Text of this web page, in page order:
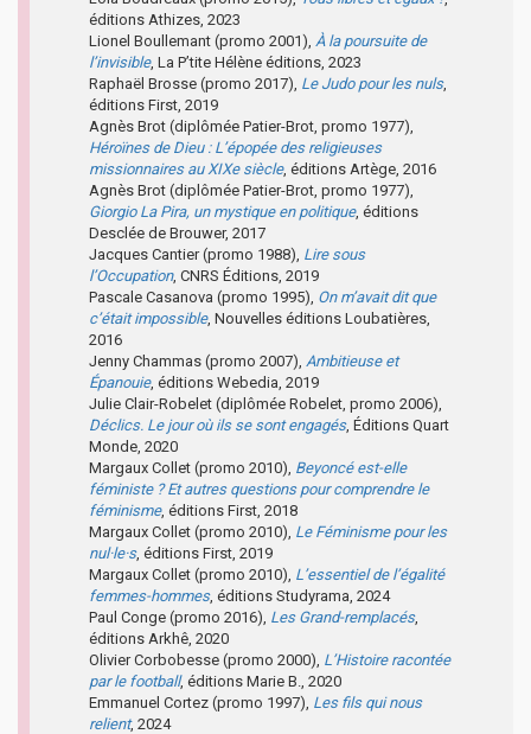
éditions Athizes, 2023
Lionel Boullemant (promo 2001), À la poursuite de
l’invisible, La P’tite Hélène éditions, 2023
Raphaël Brosse (promo 2017), Le Judo pour les nuls,
éditions First, 2019
Agnès Brot (diplômée Patier-Brot, promo 1977),
Héroïnes de Dieu : L’épopée des religieuses
missionnaires au XIXe siècle, éditions Artège, 2016
Agnès Brot (diplômée Patier-Brot, promo 1977),
Giorgio La Pira, un mystique en politique, éditions
Desclée de Brouwer, 2017
Jacques Cantier (promo 1988), Lire sous
l’Occupation, CNRS Éditions, 2019
Pascale Casanova (promo 1995), On m’avait dit que
c’était impossible, Nouvelles éditions Loubatières,
2016
Jenny Chammas (promo 2007), Ambitieuse et
Épanouie, éditions Webedia, 2019
Julie Clair-Robelet (diplômée Robelet, promo 2006),
Déclics. Le jour où ils se sont engagés, Éditions Quart
Monde, 2020
Margaux Collet (promo 2010), Beyoncé est-elle
féministe ? Et autres questions pour comprendre le
féminisme, éditions First, 2018
Margaux Collet (promo 2010), Le Féminisme pour les
nul·le·s, éditions First, 2019
Margaux Collet (promo 2010), L’essentiel de l’égalité
femmes-hommes, éditions Studyrama, 2024
Paul Conge (promo 2016), Les Grand-remplacés,
éditions Arkhê, 2020
Olivier Corbobesse (promo 2000), L’Histoire racontée
par le football, éditions Marie B., 2020
Emmanuel Cortez (promo 1997), Les fils qui nous
relient, 2024